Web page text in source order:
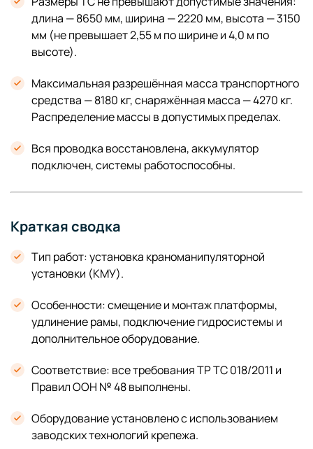
длина — 8650 мм, ширина — 2220 мм, высота — 3150
мм (не превышает 2,55 м по ширине и 4,0 м по
высоте).
Максимальная разрешённая масса транспортного
средства — 8180 кг, снаряжённая масса — 4270 кг.
Распределение массы в допустимых пределах.
Вся проводка восстановлена, аккумулятор
подключен, системы работоспособны.
Краткая сводка
Тип работ: установка краноманипуляторной
установки (КМУ).
Особенности: смещение и монтаж платформы,
удлинение рамы, подключение гидросистемы и
дополнительное оборудование.
Соответствие: все требования ТР ТС 018/2011 и
Правил ООН № 48 выполнены.
Оборудование установлено с использованием
заводских технологий крепежа.